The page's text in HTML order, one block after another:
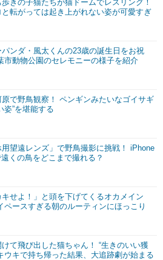
歩きの子猫たちが猫ドームでレスリング！
と転がっては起き上がれない姿が可愛すぎ
パンダ・風太くんの23歳の誕生日をお祝
市動物公園のセレモニーの様子を紹介
で野鳥観察！ ペンギンみたいなゴイサギ
姿”を堪能する
用望遠レンズ」で野鳥撮影に挑戦！ iPhone
くの鳥をどこまで撮れる？
キせよ！」と頭を下げてくるオカメイン
ペースすぎる朝のルーティンにほっこり
て飛び出した猫ちゃん！ “生きのいい獲
ウキで持ち帰った結果、大追跡劇が始まる